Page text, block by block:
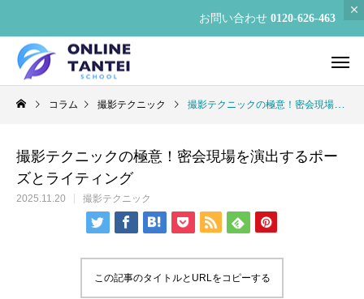
お問い合わせ 0120-626-463
コラム 撮影テクニック 撮影テクニックの極意！密会現場を演出するポーズとライティング
撮影テクニックの極意！密会現場を演出するポー
ズとライティング
2025.11.20 撮影テクニック
この記事のタイトルとURLをコピーする